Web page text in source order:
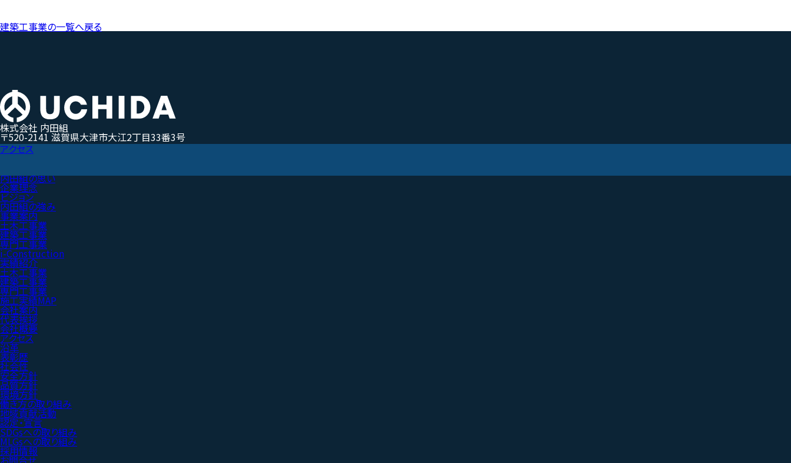
建築工事業の一覧へ戻る
株式会社 内田組
〒520-2141 滋賀県大津市大江2丁目33番3号
アクセス
内田組の思い
企業理念
ビジョン
内田組の強み
事業案内
土木工事業
建築工事業
専門工事業
i-Construction
実績紹介
土木工事業
建築工事業
専門工事業
施工実績MAP
会社案内
代表挨拶
会社概要
アクセス
沿革
表彰歴
社会性
安全方針
品質方針
環境方針
働き方の取り組み
地域貢献活動
認定・宣言
SDGsへの取り組み
MLGsへの取り組み
採用情報